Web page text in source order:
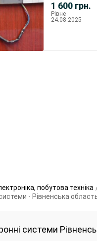
1 600 грн.
Рівне
24.08.2025
побутова техніка
- Рівненська
системи